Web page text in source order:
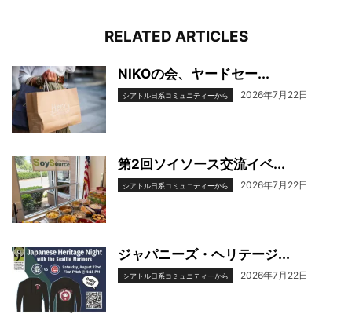
RELATED ARTICLES
NIKOの会、ヤードセー...
シアトル日系コミュニティーから 2026年7月22日
第2回ソイソース交流イベ...
シアトル日系コミュニティーから 2026年7月22日
ジャパニーズ・ヘリテージ...
シアトル日系コミュニティーから 2026年7月22日